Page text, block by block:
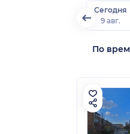
Сегодня
9 авг.